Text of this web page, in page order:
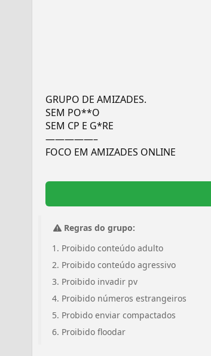
GRUPO DE AMIZADES.
SEM PO**O
SEM CP E G*RE
—————–
FOCO EM AMIZADES ONLINE
Regras do grupo:
Proibido conteúdo adulto
Proibido conteúdo agressivo
Proibido invadir pv
Proibido números estrangeiros
Probido enviar compactados
Proibido floodar